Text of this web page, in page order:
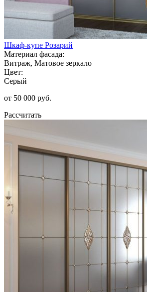
Шкаф-купе Розарий
Материал фасада:
Витраж, Матовое зеркало
Цвет:
Серый
от 50 000 руб.
Рассчитать